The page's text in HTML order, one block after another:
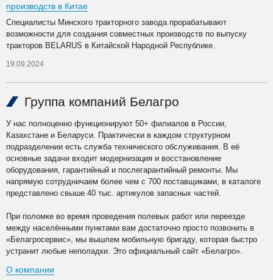
производств в Китае
Специалисты Минского тракторного завода прорабатывают
возможности для создания совместных производств по выпуску
тракторов BELARUS в Китайской Народной Республике.
19.09.2024
Группа компаний Белагро
У нас полноценно функционируют 50+ филиалов в России,
Казахстане и Беларуси. Практически в каждом структурном
подразделении есть служба технического обслуживания. В её
основные задачи входит модернизация и восстановление
оборудования, гарантийный и послегарантийный ремонты. Мы
напрямую сотрудничаем более чем с 700 поставщиками, в каталоге
представлено свыше 40 тыс. артикулов запасных частей.
При поломке во время проведения полевых работ или переезде
между населёнными пунктами вам достаточно просто позвонить в
«Белагросервис», мы вышлем мобильную бригаду, которая быстро
устранит любые неполадки. Это официальный сайт «Белагро».
О компании